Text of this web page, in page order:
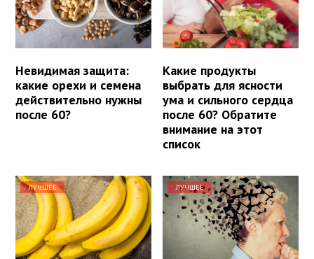
Невидимая защита:
какие орехи и семена
действительно нужны
после 60?
Какие продукты
выбрать для ясности
ума и сильного сердца
после 60? Обратите
внимание на этот
список
ЛУЧШЕЕ ЛУЧШЕЕ